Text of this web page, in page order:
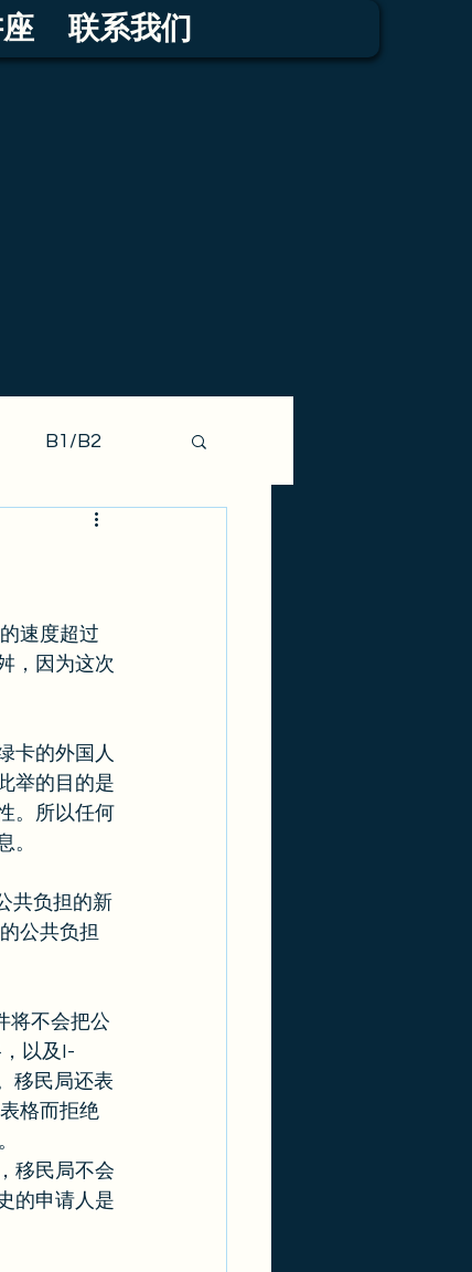
联系我们
B1/B2
实用攻略
速度超过
，因为这次
卡的外国人
举的目的是
。所以任何
。
共负担的新
公共负担
将不会把公
以及I-
移民局还表
格而拒绝
移民局不会
的申请人是